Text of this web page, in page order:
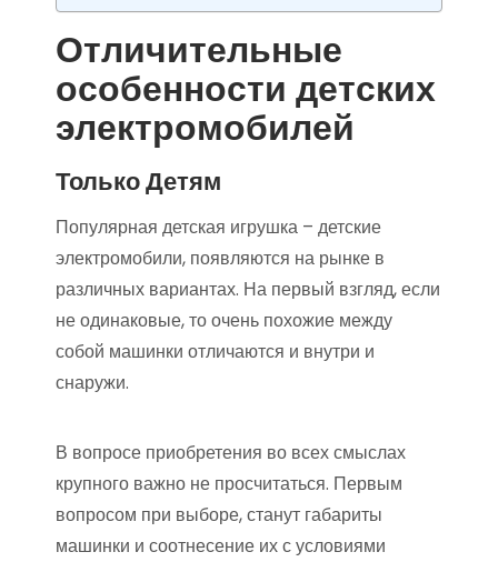
Отличительные
особенности детских
электромобилей
Только Детям
Популярная детская игрушка – детские
электромобили, появляются на рынке в
различных вариантах. На первый взгляд, если
не одинаковые, то очень похожие между
собой машинки отличаются и внутри и
снаружи.
В вопросе приобретения во всех смыслах
крупного важно не просчитаться. Первым
вопросом при выборе, станут габариты
машинки и соотнесение их с условиями